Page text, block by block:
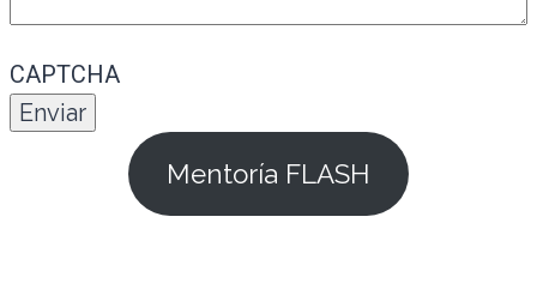
CAPTCHA
Mentoría FLASH